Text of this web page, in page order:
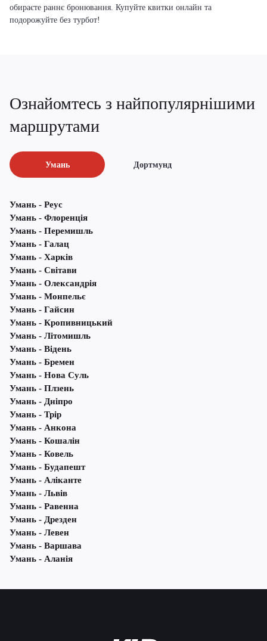
обираєте раннє бронювання. Купуйте квитки онлайн та
подорожуйте без турбот!
Ознайомтесь з найпопулярнішими
маршрутами
Умань Дортмунд
Умань - Реус
Умань - Флоренція
Умань - Перемишль
Умань - Галац
Умань - Харків
Умань - Світави
Умань - Олександрія
Умань - Монпельє
Умань - Гайсин
Умань - Кропивницький
Умань - Літомишль
Умань - Відень
Умань - Бремен
Умань - Нова Суль
Умань - Плзень
Умань - Дніпро
Умань - Трір
Умань - Анкона
Умань - Кошалін
Умань - Ковель
Умань - Будапешт
Умань - Аліканте
Умань - Львів
Умань - Равенна
Умань - Дрезден
Умань - Левен
Умань - Варшава
Умань - Аланія